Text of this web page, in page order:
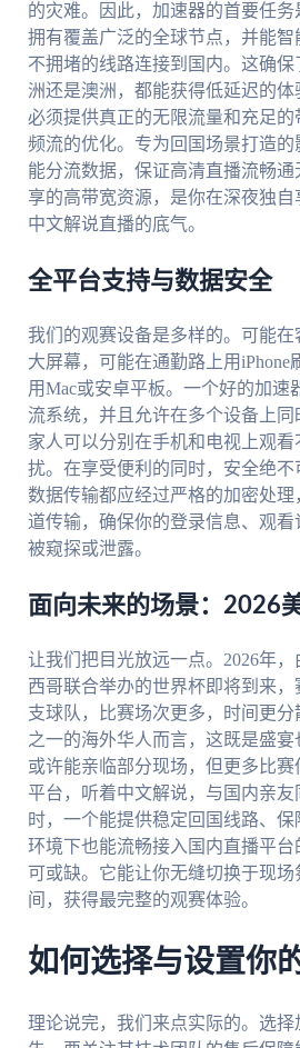
的灾难。因此，加速器的首要任
拥有覆盖广泛的全球节点，并能
不拥堵的线路连接到国内。这确
洲还是澳洲，都能获得低延迟的
必须提供真正的无限流量和充足
频流的优化。专为回国场景打造
能分流数据，保证高清直播流畅
享的高带宽资源，是你在深夜独
中文解说直播的底气。
全平台支持与数据安全
我们的观赛设备是多样的。可能在
大屏幕，可能在通勤路上用iPhone
用Mac或安卓平板。一个好的加速
流系统，并且允许在多个设备上
家人可以分别在手机和电视上观
扰。在享受便利的同时，安全绝
数据传输都应经过严格的加密处
道传输，确保你的登录信息、观
被窥探或泄露。
面向未来的场景：2026
让我们把目光放远一点。2026年
西哥联合举办的世界杯即将到来
支球队，比赛场次更多，时间更分
之一的海外华人而言，这既是盛
或许能亲临部分现场，但更多比
平台，听着中文解说，与国内亲友
时，一个能提供稳定回国线路、
环境下也能流畅接入国内直播平
可或缺。它能让你无缝切换于现场
间，获得最完整的观赛体验。
如何选择与设置你
理论说完，我们来点实际的。选